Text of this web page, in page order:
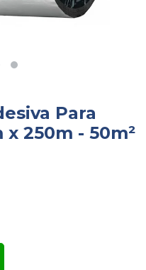
Para
x 250m - 50m²